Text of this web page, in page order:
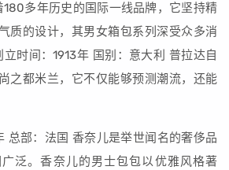
多年历史的国际一线品牌，它坚持精
质的设计，其男女箱包系列深受众多消
时间：1913年 国别：意大利 普拉达自
之都米兰，它不仅能够预测潮流，还能
总部：法国 香奈儿是举世闻名的奢侈品
泛。香奈儿的男士包包以优雅风格著